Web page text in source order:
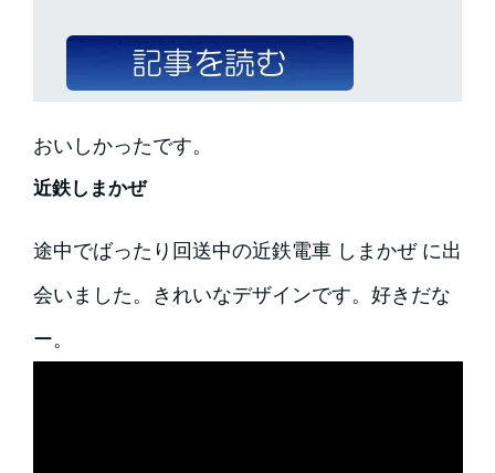
おいしかったです。
近鉄しまかぜ
途中でばったり回送中の近鉄電車 しまかぜ に出
会いました。きれいなデザインです。好きだな
ー。